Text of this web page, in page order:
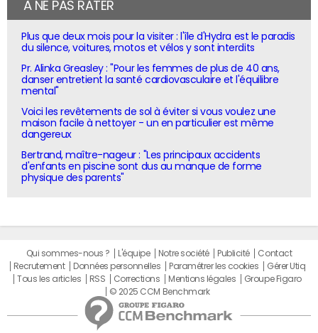
À NE PAS RATER
Plus que deux mois pour la visiter : l'île d'Hydra est le paradis
du silence, voitures, motos et vélos y sont interdits
Pr. Alinka Greasley : "Pour les femmes de plus de 40 ans,
danser entretient la santé cardiovasculaire et l'équilibre
mental"
Voici les revêtements de sol à éviter si vous voulez une
maison facile à nettoyer - un en particulier est même
dangereux
Bertrand, maître-nageur : "Les principaux accidents
d'enfants en piscine sont dus au manque de forme
physique des parents"
Qui sommes-nous ? L'équipe Notre société Publicité
Contact
Recrutement
Données personnelles Paramétrer les cookies
Gérer Utiq
Tous les articles
RSS Corrections Mentions légales
Groupe Figaro
© 2025 CCM Benchmark